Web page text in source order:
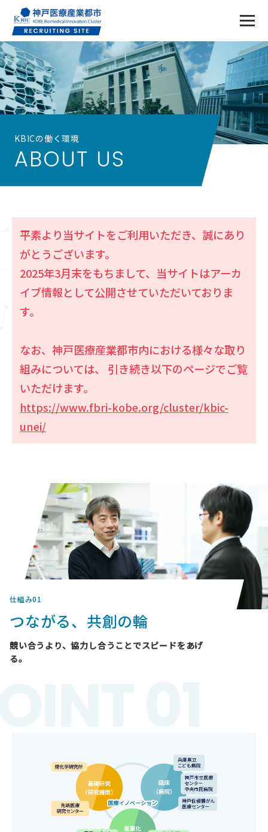
KBICの働く環境
ABOUT US
平素より当サイトをご利用いただき、誠にあり
がとうございます。
2025年3月末をもちまして、当サイトはアーカ
イブ情報として公開させていただいておりま
す。
なお、神戸医療産業都市内における様々な取り
組みについては、
引き続き以下のページでご覧
いただけます。
https://www.fbri-kobe.org/cluster/kbic-
unei/
仕組み01
つながる、共創の輪
競い合うより、協力し合うことでスピードをあげ
る。